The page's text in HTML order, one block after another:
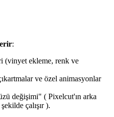
:
(vinyet ekleme, renk ve
ve özel animasyonlar
değişimi" ( Pixelcut'ın arka
çalışır ).